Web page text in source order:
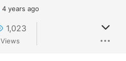
4 years ago
1,023
Views